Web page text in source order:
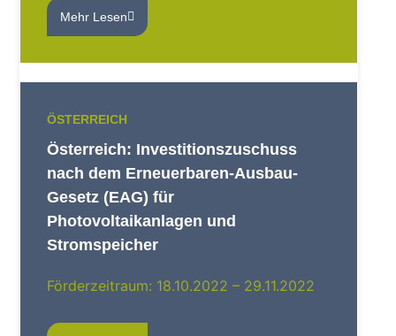
Mehr Lesen
ÖSTERREICH
Österreich: Investitionszuschuss
nach dem Erneuerbaren-Ausbau-
Gesetz (EAG) für
Photovoltaikanlagen und
Stromspeicher
Förderzeitraum: 18.10.2022 – 29.11.2022